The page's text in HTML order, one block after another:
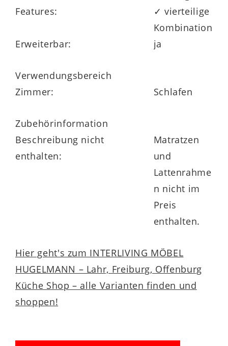
Features:
✓ vierteilige
Kombination
Erweiterbar:
ja
Verwendungsbereich
Zimmer:
Schlafen
Zubehörinformation
Beschreibung nicht
enthalten:
Matratzen
und
Lattenrahme
n nicht im
Preis
enthalten.
Hier geht's zum INTERLIVING MÖBEL
HUGELMANN – Lahr, Freiburg, Offenburg
Küche Shop – alle Varianten finden und
shoppen!